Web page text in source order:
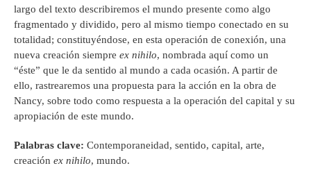
largo del texto describiremos el mundo presente como algo
fragmentado y dividido, pero al mismo tiempo conectado en su
totalidad; constituyéndose, en esta operación de conexión, una
nueva creación siempre ex nihilo, nombrada aquí como un
“éste” que le da sentido al mundo a cada ocasión. A partir de
ello, rastrearemos una propuesta para la acción en la obra de
Nancy, sobre todo como respuesta a la operación del capital y su
apropiación de este mundo.
Palabras clave: Contemporaneidad, sentido, capital, arte,
creación ex nihilo, mundo.